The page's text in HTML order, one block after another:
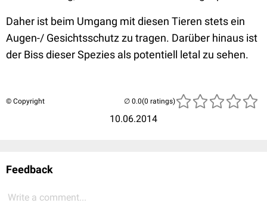
Daher ist beim Umgang mit diesen Tieren stets ein
Augen-/ Gesichtsschutz zu tragen. Darüber hinaus ist
der Biss dieser Spezies als potentiell letal zu sehen.
© Copyright
10.06.2014
(0 ratings)
Feedback
Write a comment...